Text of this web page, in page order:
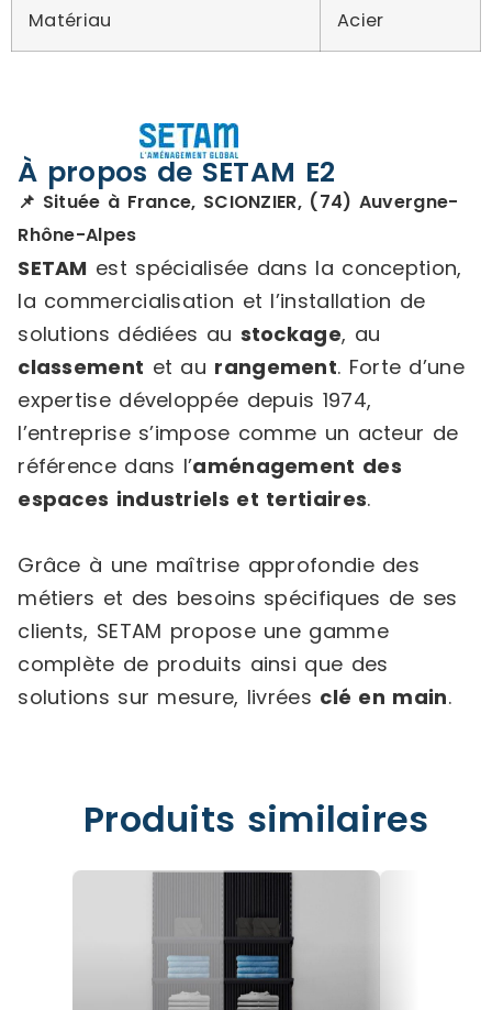
Matériau Acier
À propos de SETAM E2
📌 Située à France, SCIONZIER, (74) Auvergne-
Rhône-Alpes
SETAM est spécialisée dans la conception,
la commercialisation et l’installation de
solutions dédiées au stockage, au
classement et au rangement. Forte d’une
expertise développée depuis 1974,
l’entreprise s’impose comme un acteur de
référence dans l’aménagement des
espaces industriels et tertiaires.
Grâce à une maîtrise approfondie des
métiers et des besoins spécifiques de ses
clients, SETAM propose une gamme
complète de produits ainsi que des
solutions sur mesure, livrées clé en main.
Produits similaires